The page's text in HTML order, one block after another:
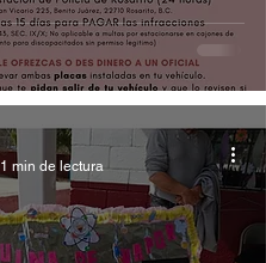
1 min de lectura